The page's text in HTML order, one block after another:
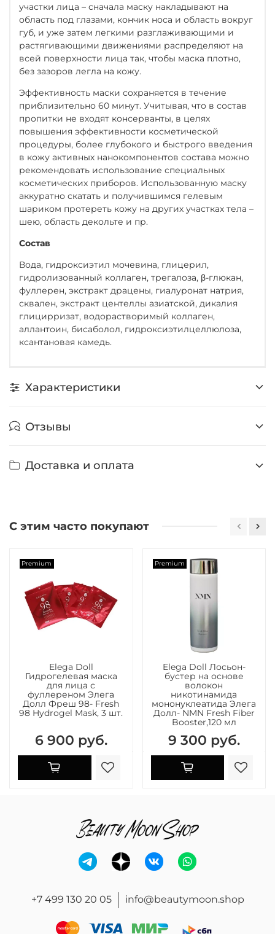
участки лица – сначала маску накладывают на
область под глазами, кончик носа и область вокруг
губ, и уже затем легкими разглаживающими и
растягивающими движениями распределяют на
всей поверхности лица так, чтобы маска плотно,
без зазоров легла на кожу.
Эффективность маски сохраняется в течение
приблизительно 60 минут. Учитывая, что в состав
пропитки не входят консерванты, в целях
повышения эффективности косметической
процедуры, более глубокого и быстрого введения
в кожу активных нанокомпонентов состава можно
рекомендовать использование специальных
косметических приборов. Использованную маску
аккуратно скатать и получившимся гелевым
шариком протереть кожу на других участках тела –
шею, область декольте и пр.
Состав
Вода, гидроксиэтил мочевина, глицерил,
гидролизованный коллаген, трегалоза, β-глюкан,
фуллерен, экстракт драцены, гиалуронат натрия,
сквален, экстракт центеллы азиатской, дикалия
глицирризат, водорастворимый коллаген,
аллантоин, бисаболол, гидроксиэтилцеллюлоза,
ксантановая камедь.
Характеристики
Отзывы
Доставка и оплата
С этим часто покупают
Premium
Elega Doll
Гидрогелевая маска
для лица с
фуллереном Элега
Долл Фреш 98- Fresh
98 Hydrogel Mask, 3 шт.
6 900 руб.
Premium
Elega Doll Лосьон-
бустер на основе
волокон
никотинамида
мононуклеатида Элега
Долл- NMN Fresh Fiber
Booster,120 мл
9 300 руб.
+7 499 130 20 05 info@beautymoon.shop